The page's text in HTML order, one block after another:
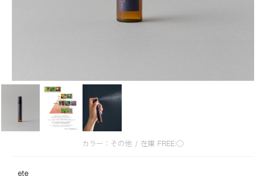
カラー：その他 / 在庫 FREE:◯
ete